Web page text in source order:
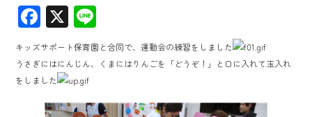
F
ac
e
b
o
X
ne
キッズサポート保育園と合同で、運動会の練習をしました
うさぎにはにんじん、くまにはりんごを「どうぞ！」と口に入れて玉入れ
をしました